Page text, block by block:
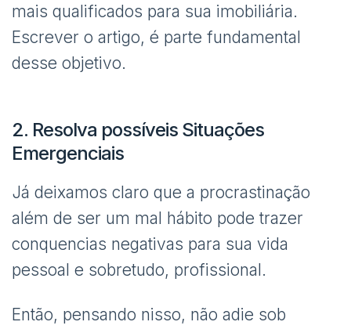
mais qualificados para sua imobiliária.
Escrever o artigo, é parte fundamental
desse objetivo.
2. Resolva possíveis Situações
Emergenciais
Já deixamos claro que a procrastinação
além de ser um mal hábito pode trazer
conquencias negativas para sua vida
pessoal e sobretudo, profissional.
Então, pensando nisso, não adie sob